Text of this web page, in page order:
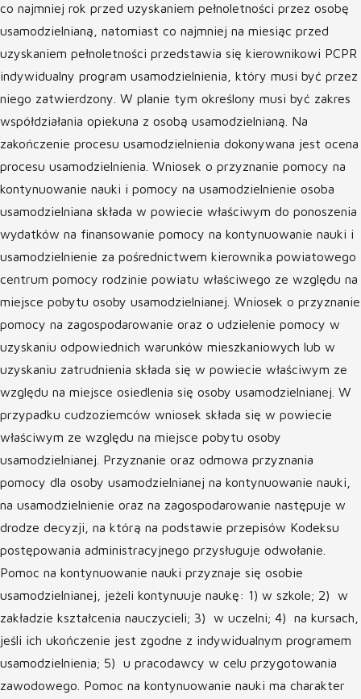
co najmniej rok przed uzyskaniem pełnoletności przez osobę
usamodzielnianą, natomiast co najmniej na miesiąc przed
uzyskaniem pełnoletności przedstawia się kierownikowi PCPR
indywidualny program usamodzielnienia, który musi być przez
niego zatwierdzony. W planie tym określony musi być zakres
współdziałania opiekuna z osobą usamodzielnianą. Na
zakończenie procesu usamodzielnienia dokonywana jest ocena
procesu usamodzielnienia. Wniosek o przyznanie pomocy na
kontynuowanie nauki i pomocy na usamodzielnienie osoba
usamodzielniana składa w powiecie właściwym do ponoszenia
wydatków na finansowanie pomocy na kontynuowanie nauki i
usamodzielnienie za pośrednictwem kierownika powiatowego
centrum pomocy rodzinie powiatu właściwego ze względu na
miejsce pobytu osoby usamodzielnianej. Wniosek o przyznanie
pomocy na zagospodarowanie oraz o udzielenie pomocy w
uzyskaniu odpowiednich warunków mieszkaniowych lub w
uzyskaniu zatrudnienia składa się w powiecie właściwym ze
względu na miejsce osiedlenia się osoby usamodzielnianej. W
przypadku cudzoziemców wniosek składa się w powiecie
właściwym ze względu na miejsce pobytu osoby
usamodzielnianej. Przyznanie oraz odmowa przyznania
pomocy dla osoby usamodzielnianej na kontynuowanie nauki,
na usamodzielnienie oraz na zagospodarowanie następuje w
drodze decyzji, na którą na podstawie przepisów Kodeksu
postępowania administracyjnego przysługuje odwołanie.
Pomoc na kontynuowanie nauki przyznaje się osobie
usamodzielnianej, jeżeli kontynuuje naukę: 1) w szkole; 2) w
zakładzie kształcenia nauczycieli; 3) w uczelni; 4) na kursach,
jeśli ich ukończenie jest zgodne z indywidualnym programem
usamodzielnienia; 5) u pracodawcy w celu przygotowania
zawodowego. Pomoc na kontynuowanie nauki ma charakter